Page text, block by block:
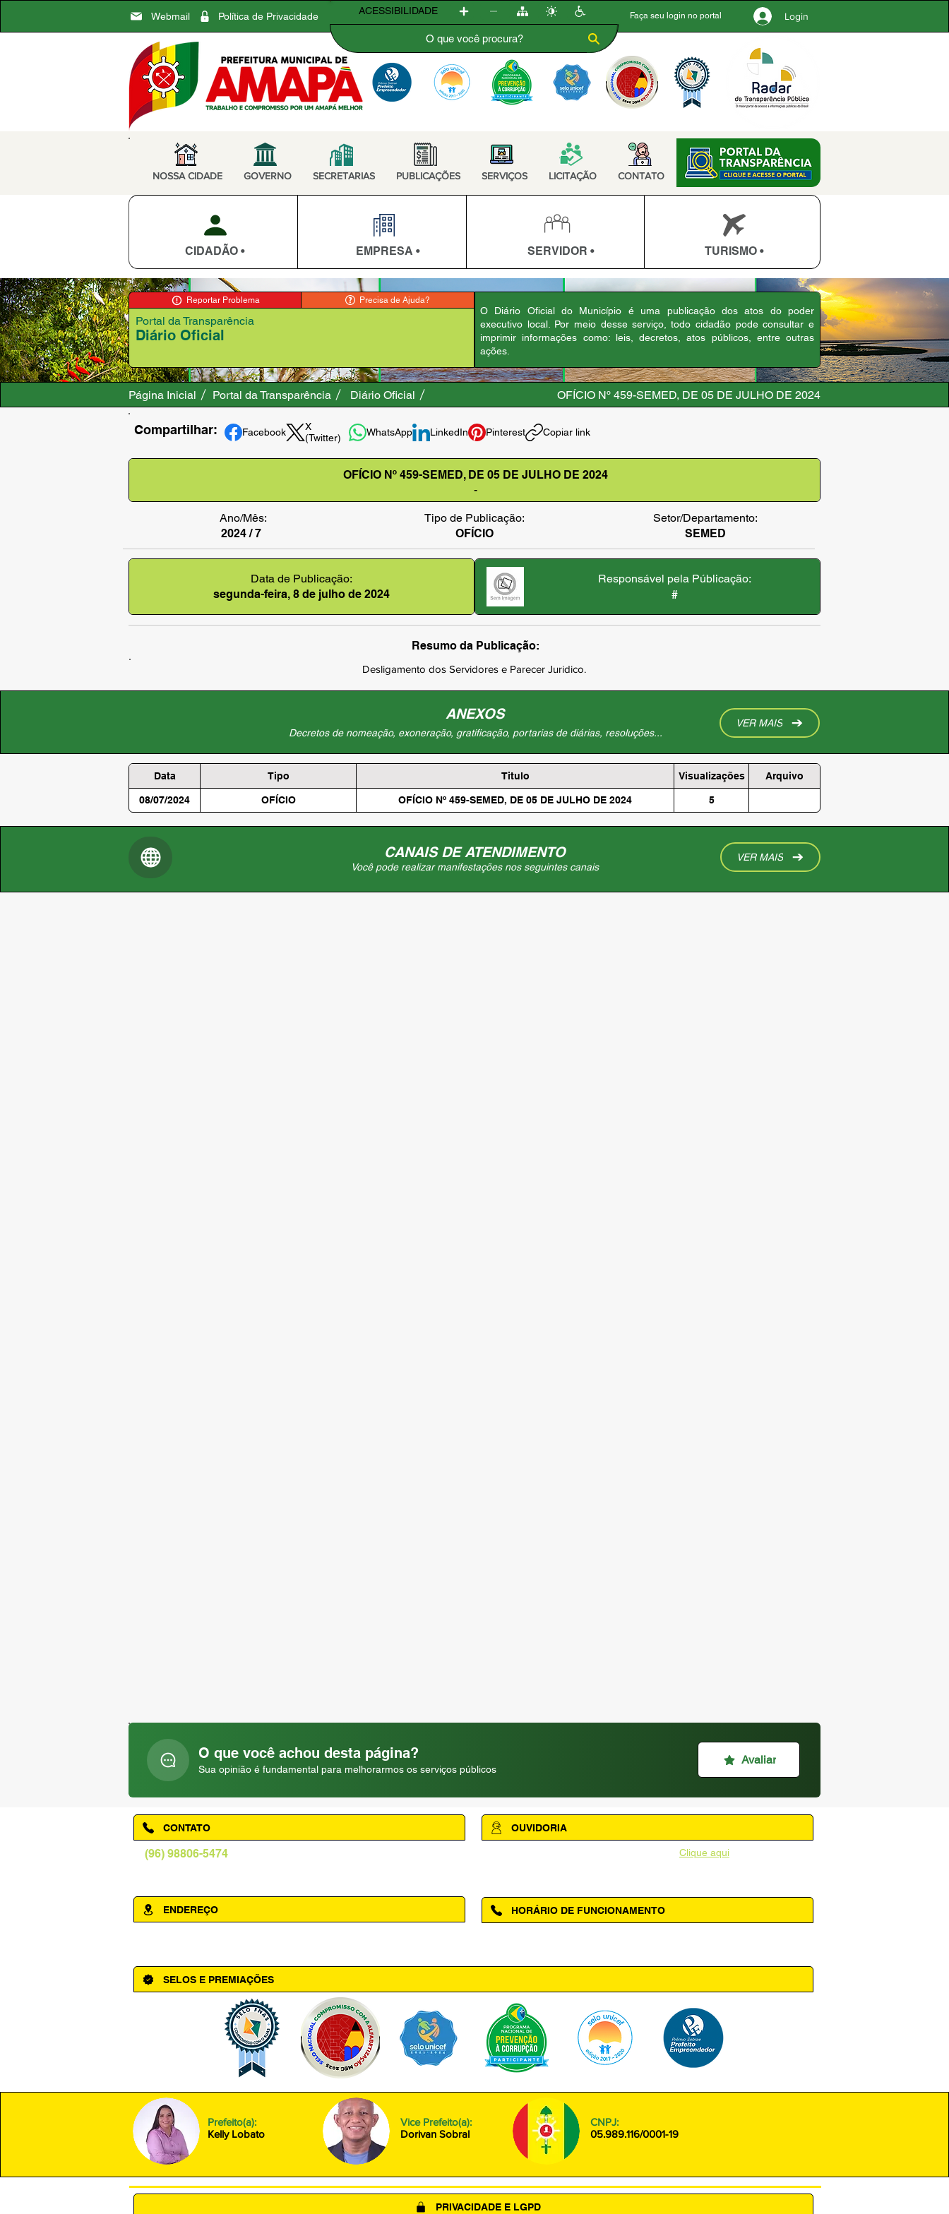
Webmail Política de Privacidade Faça seu login no portal Login
ACESSIBILIDADE
NOSSA CIDADE GOVERNO SECRETARIAS PUBLICAÇÕES SERVIÇOS LICITAÇÃO CONTATO
CIDADÃO • EMPRESA • SERVIDOR • TURISMO •
Reportar Problema Precisa de Ajuda?
Diário Oficial
Portal da Transparência
O Diário Oficial do Município é uma publicação dos atos do poder
executivo local. Por meio desse serviço, todo cidadão pode consultar e
imprimir informações como: leis, decretos, atos públicos, entre outras
ações.
Página Inicial Portal da Transparência Diário Oficial OFÍCIO Nº 459-SEMED, DE 05 DE JULHO DE 2024
Compartilhar: Facebook
X
(Twitter)
WhatsApp LinkedIn Pinterest Copiar link
OFÍCIO Nº 459-SEMED, DE 05 DE JULHO DE 2024
-
Ano/Mês:
2024 / 7
Tipo de Publicação:
OFÍCIO
Setor/Departamento:
SEMED
Data de Publicação:
segunda-feira, 8 de julho de 2024
Responsável pela Públicação:
#
Resumo da Publicação:
Desligamento dos Servidores e Parecer Juridico.
ANEXOS
Decretos de nomeação, exoneração, gratificação, portarias de diárias, resoluções...
VER MAIS
Data Tipo Titulo Visualizações Arquivo
08/07/2024 OFÍCIO OFÍCIO Nº 459-SEMED, DE 05 DE JULHO DE 2024 5
CANAIS DE ATENDIMENTO
Você pode realizar manifestações nos seguintes canais
VER MAIS
O que você achou desta página?
Sua opinião é fundamental para melhorarmos os serviços públicos
Avaliar
(96) 98806-5474
CONTATO
ENDEREÇO
Clique aqui
OUVIDORIA
HORÁRIO DE FUNCIONAMENTO
SELOS E PREMIAÇÕES
Prefeito(a):
Kelly Lobato
Vice Prefeito(a):
Dorivan Sobral
CNPJ:
05.989.116/0001-19
PRIVACIDADE E LGPD